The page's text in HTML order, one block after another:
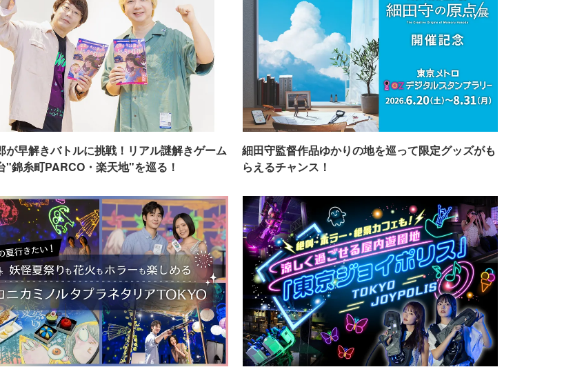
が早解きバトルに挑戦！リアル謎解きゲーム
"錦糸町PARCO・楽天地"を巡る！
細田守監督作品ゆかりの地を巡って限定グッズがも
らえるチャンス！